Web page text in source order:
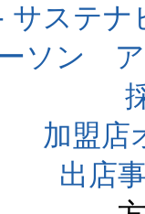
サステナ
ーソン
加盟店
出店